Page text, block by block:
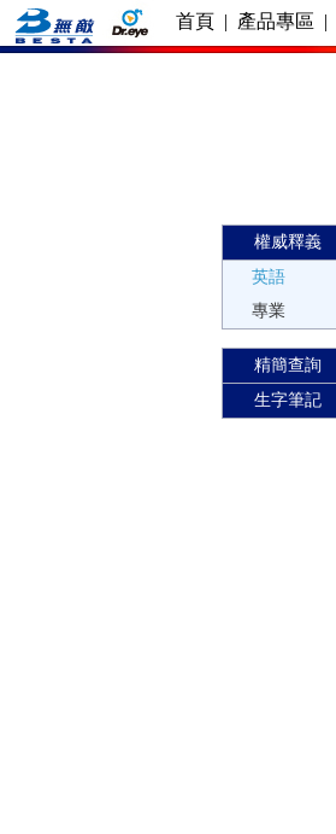
首頁 | 產品專區 |
權威釋義
英語
專業
精簡查詢
生字筆記